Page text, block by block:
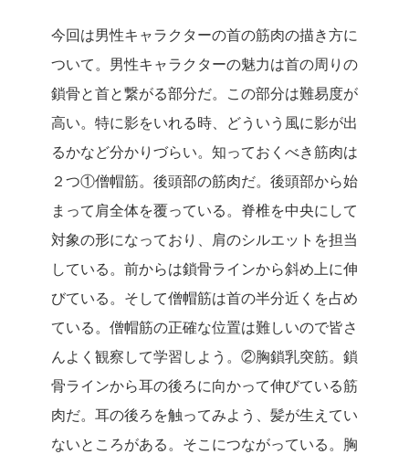
今回は男性キャラクターの首の筋肉の描き方に
ついて。男性キャラクターの魅力は首の周りの
鎖骨と首と繋がる部分だ。この部分は難易度が
高い。特に影をいれる時、どういう風に影が出
るかなど分かりづらい。知っておくべき筋肉は
２つ①僧帽筋。後頭部の筋肉だ。後頭部から始
まって肩全体を覆っている。脊椎を中央にして
対象の形になっており、肩のシルエットを担当
している。前からは鎖骨ラインから斜め上に伸
びている。そして僧帽筋は首の半分近くを占め
ている。僧帽筋の正確な位置は難しいので皆さ
んよく観察して学習しよう。②胸鎖乳突筋。鎖
骨ラインから耳の後ろに向かって伸びている筋
肉だ。耳の後ろを触ってみよう、髪が生えてい
ないところがある。そこにつながっている。胸